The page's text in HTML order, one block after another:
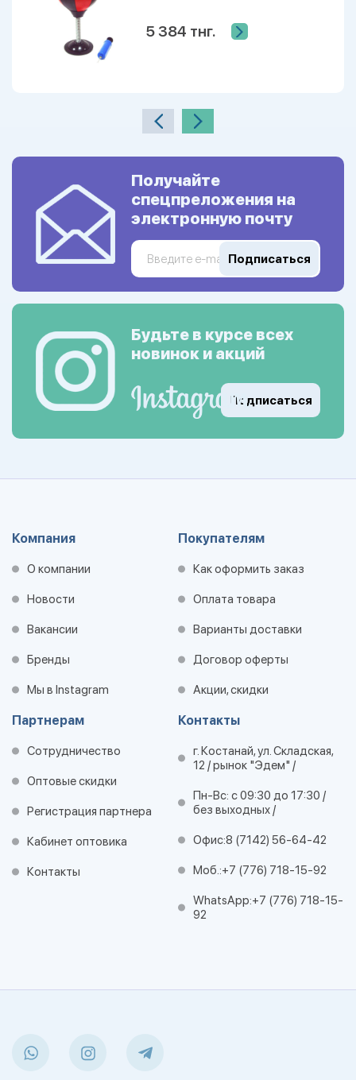
5 384 тнг.
Получайте
спецпреложения на
электронную почту
Подписаться
Будьте в курсе всех
новинок и акций
Подписаться
Компания
О компании
Новости
Вакансии
Бренды
Мы в Instagram
Покупателям
Как оформить заказ
Оплата товара
Варианты доставки
Договор оферты
Акции, скидки
Партнерам
Сотрудничество
Оптовые скидки
Регистрация партнера
Кабинет оптовика
Контакты
Контакты
г. Костанай, ул. Складская,
12 / рынок "Эдем" /
Пн-Вс: с 09:30 до 17:30 /
без выходных /
Офис:8 (7142) 56-64-42
Моб.:+7 (776) 718-15-92
WhatsApp:+7 (776) 718-15-
92